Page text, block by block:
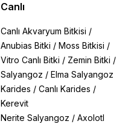
Canlı
Canlı Akvaryum Bitkisi /
Anubias Bitki / Moss Bitkisi /
Vitro Canlı Bitki / Zemin Bitki /
Salyangoz / Elma Salyangoz
Karides / Canlı Karides /
Kerevit
Nerite Salyangoz / Axolotl